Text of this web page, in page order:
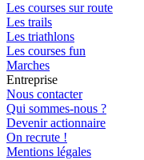
Les courses sur route
Les trails
Les triathlons
Les courses fun
Marches
Entreprise
Nous contacter
Qui sommes-nous ?
Devenir actionnaire
On recrute !
Mentions légales